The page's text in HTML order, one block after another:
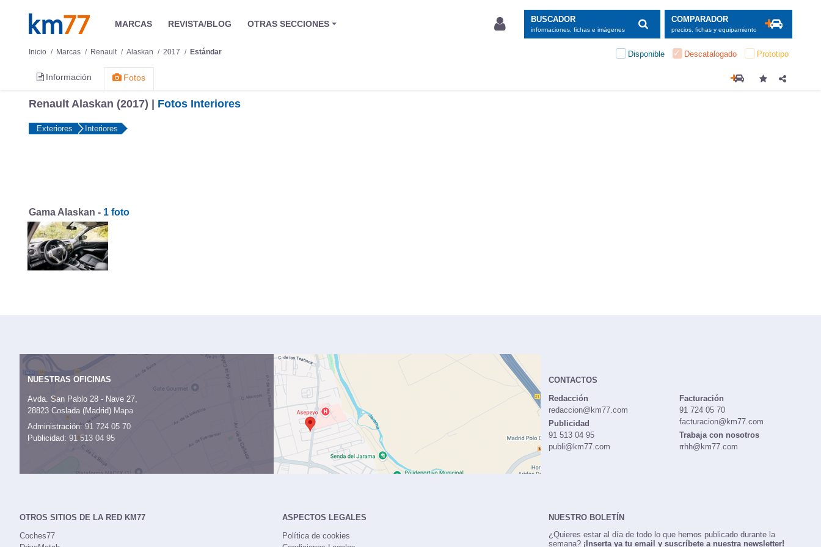
MARCAS REVISTA/BLOG OTRAS SECCIONES BUSCADOR
informaciones, fichas e imágenes
COMPARADOR
precios, fichas y equipamiento
Inicio Marcas Renault Alaskan 2017 Estándar Disponible Descatalogado Prototipo
Información Fotos
Renault Alaskan (2017) | Fotos Interiores
Exteriores Interiores
Gama Alaskan - 1 foto
NUESTRAS OFICINAS
Avda. San Pablo 28 - Nave 27,
28823 Coslada (Madrid) Mapa
Administración:91 724 05 70
Publicidad: 91 513 04 95
CONTACTOS
Redacción
redaccion@km77.com
Publicidad
91 513 04 95
publi@km77.com
Facturación
91 724 05 70
facturacion@km77.com
Trabaja con nosotros
rrhh@km77.com
OTROS SITIOS DE LA RED KM77
Coches77
ASPECTOS LEGALES
Política de cookies
NUESTRO BOLETÍN
¿Quieres estar al día de todo lo que hemos publicado durante la
semana? ¡Inserta ya tu email y suscríbete a nuestra newsletter!